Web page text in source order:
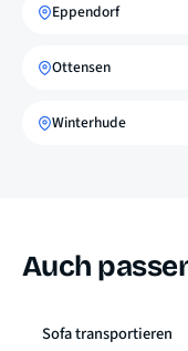
Eppendorf
Ottensen
Winterhude
Auch
Sofa transportieren